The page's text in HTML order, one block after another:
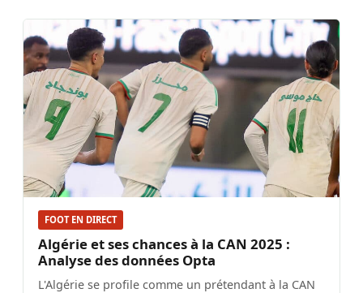
FOOT EN DIRECT
Algérie et ses chances à la CAN 2025 :
Analyse des données Opta
L'Algérie se profile comme un prétendant à la CAN